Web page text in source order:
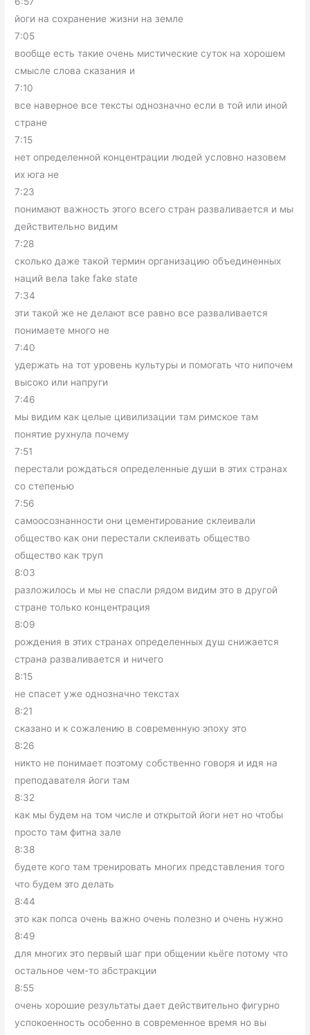
йоги на сохранение жизни на земле
7:05
вообще есть такие очень мистические суток на хорошем
смысле слова сказания и
7:10
все наверное все тексты однозначно если в той или иной
стране
7:15
нет определенной концентрации людей условно назовем
их юга не
7:23
понимают важность этого всего стран разваливается и мы
действительно видим
7:28
сколько даже такой термин организацию объединенных
наций вела take fake state
7:34
эти такой же не делают все равно все разваливается
понимаете много не
7:40
удержать на тот уровень культуры и помогать что нипочем
высоко или напруги
7:46
мы видим как целые цивилизации там римское там
понятие рухнула почему
7:51
перестали рождаться определенные души в этих странах
со степенью
7:56
самоосознанности они цементирование склеивали
общество как они перестали склеивать общество
общество как труп
8:03
разложилось и мы не спасли рядом видим это в другой
стране только концентрация
8:09
рождения в этих странах определенных душ снижается
страна разваливается и ничего
8:15
не спасет уже однозначно текстах
8:21
сказано и к сожалению в современную эпоху это
8:26
никто не понимает поэтому собственно говоря и идя на
преподавателя йоги там
8:32
как мы будем на том числе и открытой йоги нет но чтобы
просто там фитна зале
8:38
будете кого там тренировать многих представления того
что будем это делать
8:44
это как попса очень важно очень полезно и очень нужно
8:49
для многих это первый шаг при общении кьёге потому что
остальное чем-то абстракции
8:55
очень хорошие результаты дает действительно фигурно
успокоенность особенно в современное время но вы